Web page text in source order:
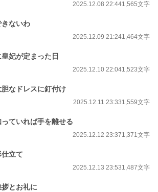
2025.12.08 22:441,565文字
ないわ
2025.12.09 21:241,464文字
妃が定まった日
2025.12.10 22:041,523文字
なドレスに釘付け
2025.12.11 23:331,559文字
ていれば手を離せる
2025.12.12 23:371,371文字
立て
2025.12.13 23:531,487文字
とお礼に